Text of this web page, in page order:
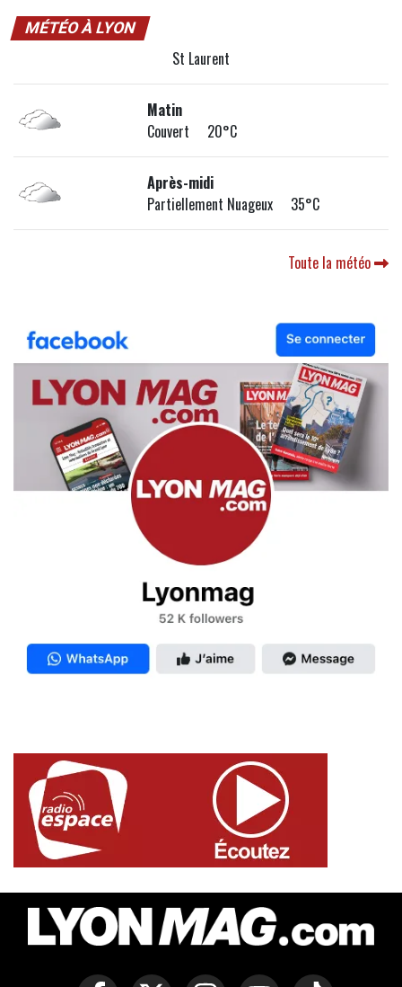
MÉTÉO À LYON
St Laurent
Matin
Couvert 20°C
Après-midi
Partiellement Nuageux 35°C
Toute la météo